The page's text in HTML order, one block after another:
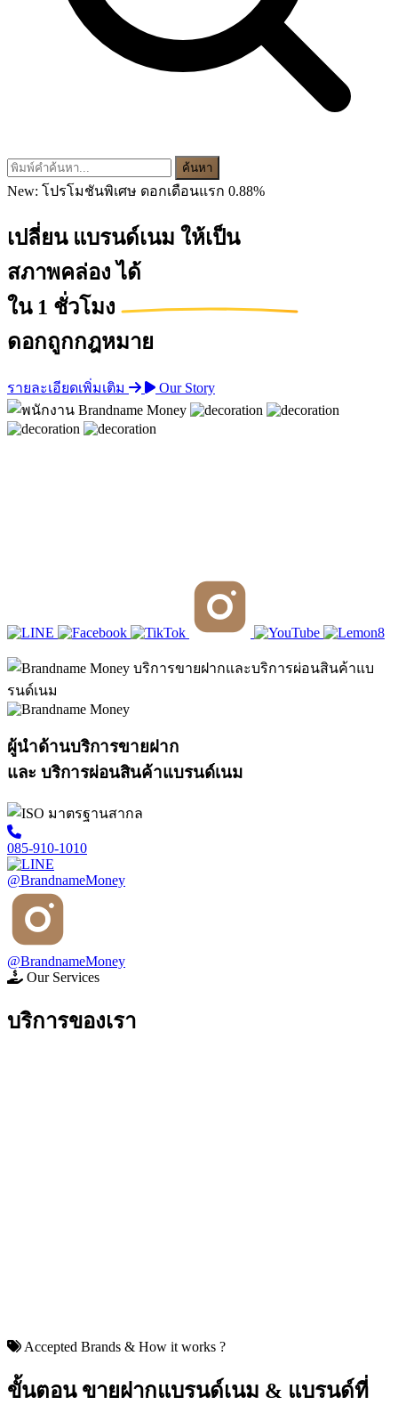
ค้นหา
New: โปรโมชันพิเศษ ดอกเดือนแรก 0.88%
เปลี่ยน แบรนด์เนม ให้เป็น
สภาพคล่อง ได้
ใน 1 ชั่วโมง
ดอกถูกกฎหมาย
รายละเอียดเพิ่มเติม Our Story
ผู้นำด้านบริการขายฝาก
และ บริการผ่อนสินค้าแบรนด์เนม
085-910-1010
@BrandnameMoney
@BrandnameMoney
Our Services
บริการของเรา
Accepted Brands & How it works ?
ขั้นตอน ขายฝากแบรนด์เนม & แบรนด์ที่